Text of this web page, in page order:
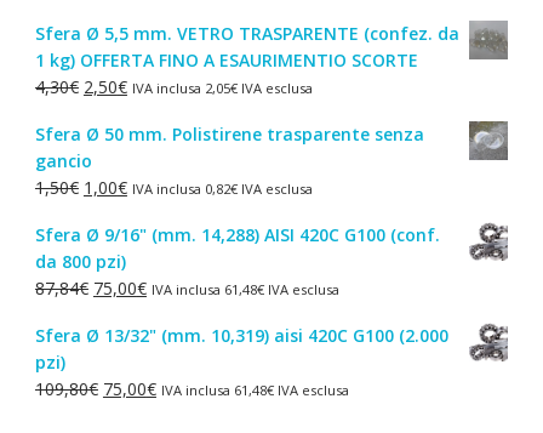
originale
era:
44,52€.
attuale
è:
38,00€.
Sfera Ø 5,5 mm. VETRO TRASPARENTE (confez. da
1 kg) OFFERTA FINO A ESAURIMENTIO SCORTE
4,30€ Il
originale
era:
4,30€.
2,50€Il
attuale
2,50€.
IVA inclusa 2,05€IVA esclusa
Sfera Ø 50 mm. Polistirene trasparente senza
gancio
1,50€ Il
originale
era:
1,50€.
1,00€Il
attuale
è:
1,00€.
IVA inclusa 0,82€IVA esclusa
Sfera Ø 9/16" (mm. 14,288) AISI 420C G100 (conf.
da 800 pzi)
87,84€ Il
originale
87,84€.
75,00€Il
attuale
75,00€.
IVA inclusa 61,48€IVA esclusa
Sfera Ø 13/32" (mm. 10,319) aisi 420C G100 (2.000
pzi)
109,80€ Il
75,00€IlIVA inclusa 61,48€IVA esclusa